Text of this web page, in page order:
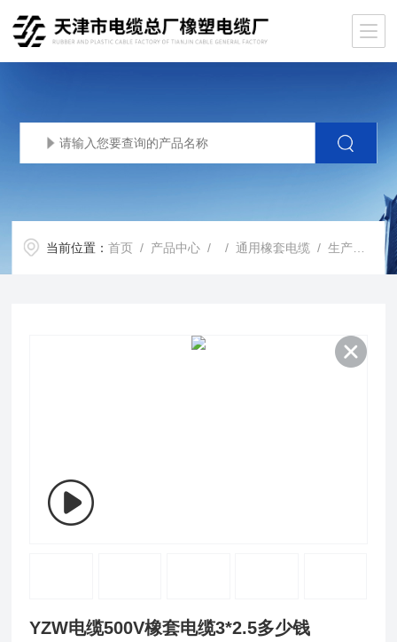
当前位置：首页 / 产品中心 / /通用橡套电缆 / 生产基地YZW电缆500V橡套电缆3*2.5多少钱
YZW电缆500V橡套电缆3*2.5多少钱